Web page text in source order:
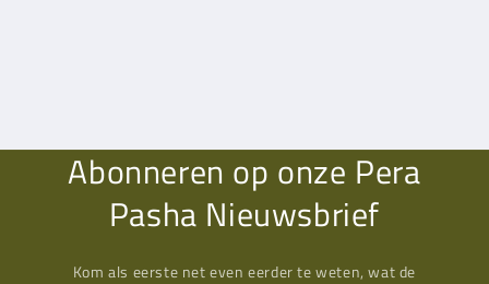
Abonneren op onze Pera
Pasha Nieuwsbrief
Kom als eerste net even eerder te weten, wat de